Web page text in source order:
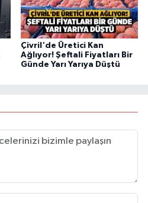
Çivril'de Üretici Kan
Ağlıyor! Şeftali Fiyatları Bir
Günde Yarı Yarıya Düştü